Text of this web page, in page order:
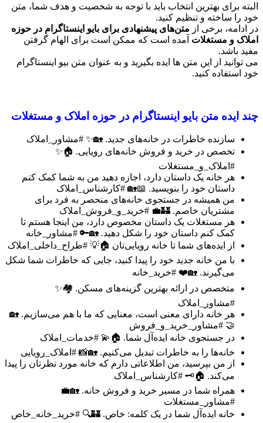
البته برای بهترین انتخاب باید با توجه به شخصیت و هدف شما، متن
خود را ساخته و تنظیم کنید.
در ادامه، برخی از متن‌های پیشنهادی برای بایو اینستاگرام در حوزه
املاک و مستغلات آمده است که ممکن است برای الهام گرفتن
مفید باشد.
می توانید از این متن ها ایده بگیرید و به عنوان متن بیو اینستاگرام
خود استفاده کنید.
چند ایده متن بایو اینستاگرام در حوزه املاک و مستغلات
سازنده خاطرات در خانه‌های جدید. 🏡✨ #مشاور_املاک
تخصص در خرید و فروش خانه‌های رویایی. 🏠✨
#املاک_و_مستغلات
هر خانه یک داستان دارد، اجازه دهید من به شما کمک کنم
داستان خود را بنویسید. 📖🏡 #کارشناس_املاک
من همیشه در جستجوی خانه‌های منحصر به فرد برای
مشتریان خاصم. 🏰💼 #خرید_و_فروش_املاک
هر مستغلات یک داستان مخصوص دارد، من اینجا هستم تا
کمک کنم داستان خود را شکل دهید. 🏡🔑 #مشاور_خانه
از ایده‌های شما تا خانه رویایی‌تان 🏠💡 #طراح_داخلی_املاک
با من خانه جدید خود را پیدا کنید، جایی که خاطرات شما شکل
می‌گیرند. 🏡❤️ #خرید_خانه
متخصص در ارائه بهترین گزینه‌های مسکن. 🏘️✨
#مشاور_املاک
هر خانه دارای معنی است، معنایی که ما با هم می‌سازیم. 🏡
🤝 #مشاور_خرید_و_فروش
در جستجوی خانه ایده‌آل شما. 🏠💫 #خدمات_املاک
خانه‌ها را به خاطرات تبدیل می‌کنیم. 🏡📸 #املاک_رویایی
از من بپرسید، من اطلاعاتی دارم که خانه مورد نظرتان را پیدا
می‌کند. 🏠🗝️ #کارشناس_املاک
همراه شما در مسیر خرید و فروش خانه. 🏡💼
#مشاور_مستغلات
خانه ایده‌آل شما در یک کلمه: خاص. 🏰🔍 #خرید_خانه_خاص